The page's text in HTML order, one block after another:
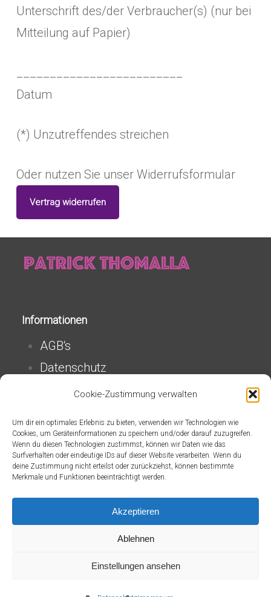
Cookie-Zustimmung verwalten
Um dir ein optimales Erlebnis zu bieten, verwenden wir Technologien wie
Cookies, um Geräteinformationen zu speichern und/oder darauf zuzugreifen.
Wenn du diesen Technologien zustimmst, können wir Daten wie das
Surfverhalten oder eindeutige IDs auf dieser Website verarbeiten. Wenn du
deine Zustimmung nicht erteilst oder zurückziehst, können bestimmte
Merkmale und Funktionen beeinträchtigt werden.
Akzeptieren
Ablehnen
Einstellungen ansehen
Unterschrift des/der Verbraucher(s) (nur bei
Mitteilung auf Papier)
Datum
(*) Unzutreffendes streichen
Oder nutzen Sie unser Widerrufsformular
Vertrag widerrufen
Informationen
AGB‘s
Datenschutz
Impressum
Zahlung & Versand
Erklärung zur Barrierefreiheit
Vertrag widerrufen
office@patrick-thomalla.de